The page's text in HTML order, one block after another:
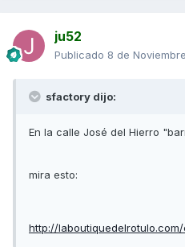
ju52
Publicado 8 de
sfactory dijo:
En la calle José del Hierro
mira esto:
http://laboutiquedelrotulo.com/